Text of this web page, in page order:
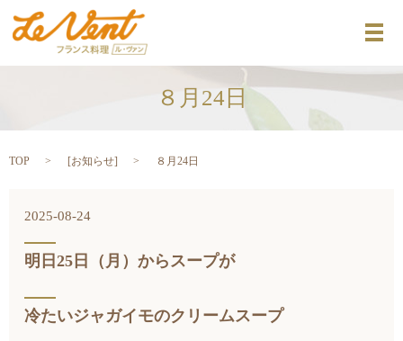
メ
８月24日
TOP [お知らせ] ８月24日
2025-08-24
明日25日（ 月）からスープが
冷たいジャガイモのクリームスープ